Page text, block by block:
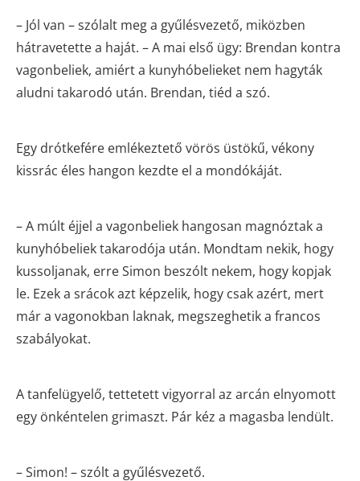
– Jól van – szólalt meg a gyűlésvezető, miközben
hátravetette a haját. – A mai első ügy: Brendan kontra
vagonbeliek, amiért a kunyhóbelieket nem hagyták
aludni takarodó után. Brendan, tiéd a szó.
Egy drótkefére emlékeztető vörös üstökű, vékony
kissrác éles hangon kezdte el a mondókáját.
– A múlt éjjel a vagonbeliek hangosan magnóztak a
kunyhóbeliek takarodója után. Mondtam nekik, hogy
kussoljanak, erre Simon beszólt nekem, hogy kopjak
le. Ezek a srácok azt képzelik, hogy csak azért, mert
már a vagonokban laknak, megszeghetik a francos
szabályokat.
A tanfelügyelő, tettetett vigyorral az arcán elnyomott
egy önkéntelen grimaszt. Pár kéz a magasba lendült.
– Simon! – szólt a gyűlésvezető.